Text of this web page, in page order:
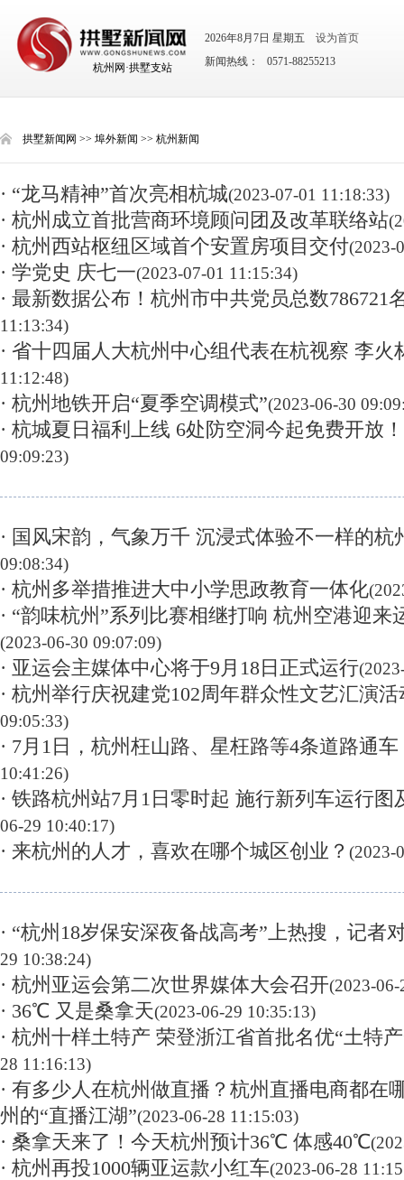
杭州网·拱墅支站
2026年8月7日 星期五
设为首页
新闻热线： 0571-88255213
拱墅新闻网 >> 埠外新闻 >> 杭州新闻
· “龙马精神”首次亮相杭城(2023-07-01 11:18:33)
· 杭州成立首批营商环境顾问团及改革联络站
· 杭州西站枢纽区域首个安置房项目交付(2023-
· 学党史 庆七一(2023-07-01 11:15:34)
· 最新数据公布！杭州市中共党员总数786721
11:13:34)
· 省十四届人大杭州中心组代表在杭视察 李火
11:12:48)
· 杭州地铁开启“夏季空调模式”(2023-06-30
· 杭城夏日福利上线 6处防空洞今起免费开放！
09:09:23)
· 国风宋韵，气象万千 沉浸式体验不一样的杭
09:08:34)
· 杭州多举措推进大中小学思政教育一体化
· “韵味杭州”系列比赛相继打响 杭州空港迎来
(2023-06-30 09:07:09)
· 亚运会主媒体中心将于9月18日正式运行
· 杭州举行庆祝建党102周年群众性文艺汇演活
09:05:33)
· 7月1日，杭州枉山路、星枉路等4条道路通车
10:41:26)
· 铁路杭州站7月1日零时起 施行新列车运行图
06-29 10:40:17)
· 来杭州的人才，喜欢在哪个城区创业？ (2023-
· “杭州18岁保安深夜备战高考”上热搜，记者
29 10:38:24)
· 杭州亚运会第二次世界媒体大会召开(2023-
· 36℃ 又是桑拿天(2023-06-29 10:35:13)
· 杭州十样土特产 荣登浙江省首批名优“土特
28 11:16:13)
· 有多少人在杭州做直播？杭州直播电商都在
州的“直播江湖”(2023-06-28 11:15:03)
· 桑拿天来了！今天杭州预计36℃ 体感40℃
· 杭州再投1000辆亚运款小红车(2023-06-28